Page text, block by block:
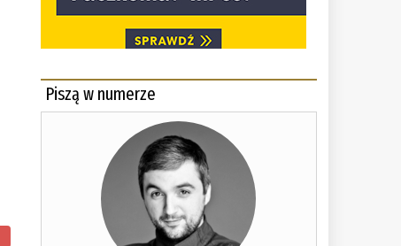
Piszą w numerze